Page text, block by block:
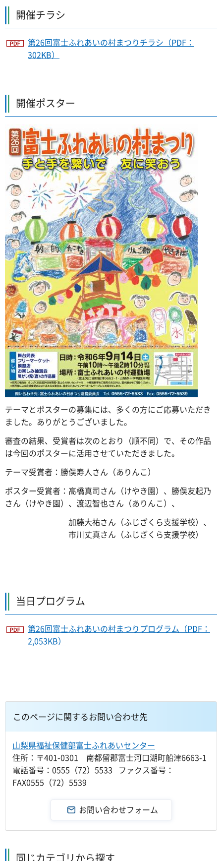
開催チラシ
第26回富士ふれあいの村まつりチラシ（PDF：
302KB）
開催ポスター
テーマとポスターの募集には、多くの方にご応募いただき
ました。ありがとうございました。
審査の結果、受賞者は次のとおり（順不同）で、その作品
は今回のポスターに活用させていただきました。
テーマ受賞者：勝俣寿人さん（ありんこ）
ポスター受賞者：高橋真司さん（けやき園）、勝俣友起乃
さん（けやき園）、渡辺智也さん（ありんこ）、
加藤大祐さん（ふじざくら支援学校）、
市川丈真さん（ふじざくら支援学校）
当日プログラム
第26回富士ふれあいの村まつりプログラム（PDF：
2,053KB）
このページに関するお問い合わせ先
山梨県福祉保健部富士ふれあいセンター
住所：〒401-0301 南都留郡富士河口湖町船津6663-1
電話番号：0555（72）5533 ファクス番号：
FAX0555（72）5539
同じカテゴリから探す